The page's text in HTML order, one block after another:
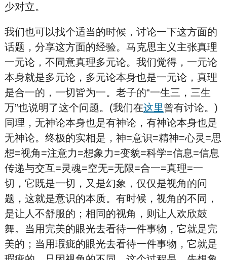
少对立。
我们也可以找个适当的时候，讨论一下这方面的
话题，分享这方面的经验。马克思主义主张真理
一元论，不同意真理多元论。我们觉得，一元论
本身就是多元论，多元论本身也是一元论，真理
是合一的，一切皆为一。老子的“一生三，三生
万”也说明了这个问题。(我们在这里曾有讨论。)
同理，无神论本身也是有神论，有神论本身也是
无神论。终极的实相是，神=意识=精神=心灵=思
想=视角=注意力=想象力=变貌=科学=信息=信息
传递与交互=灵魂=空无=无限=合一=真理=一
切，它既是一切，又是幻象，仅仅是视角的问
题，这就是意识的本质。有时候，视角的不同，
是让人不舒服的；相同的视角，则让人欢欣鼓
舞。当用完美的眼光去看待一件事物，它就是完
美的；当用瑕疵的眼光去看待一件事物，它就是